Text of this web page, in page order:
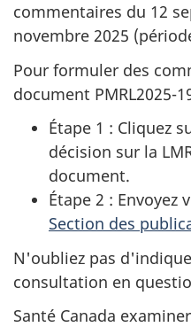
commentaires du 12
novembre 2025
Pour formuler des
document PMRL2025-
Étape 1 : Cliquez
décision sur la
document.
Étape 2 : Envoyez
Section des
N'oubliez pas
consultation en
Santé Canada